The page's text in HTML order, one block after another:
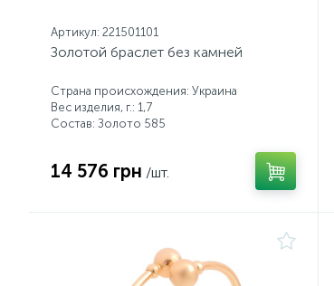
Артикул: 221501101
Золотой браслет без камней
Страна происхождения: Украина
Вес изделия, г.: 1,7
Состав: Золото 585
14 576 грн /шт.